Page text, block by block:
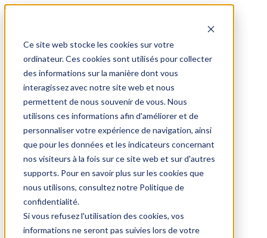
Ce site web stocke les cookies sur votre
ordinateur. Ces cookies sont utilisés pour collecter
des informations sur la manière dont vous
interagissez avec notre site web et nous
permettent de nous souvenir de vous. Nous
utilisons ces informations afin d'améliorer et de
personnaliser votre expérience de navigation, ainsi
que pour les données et les indicateurs concernant
nos visiteurs à la fois sur ce site web et sur d'autres
supports. Pour en savoir plus sur les cookies que
nous utilisons, consultez notre Politique de
confidentialité.
Si vous refusez l'utilisation des cookies, vos
informations ne seront pas suivies lors de votre
Passer au contenu